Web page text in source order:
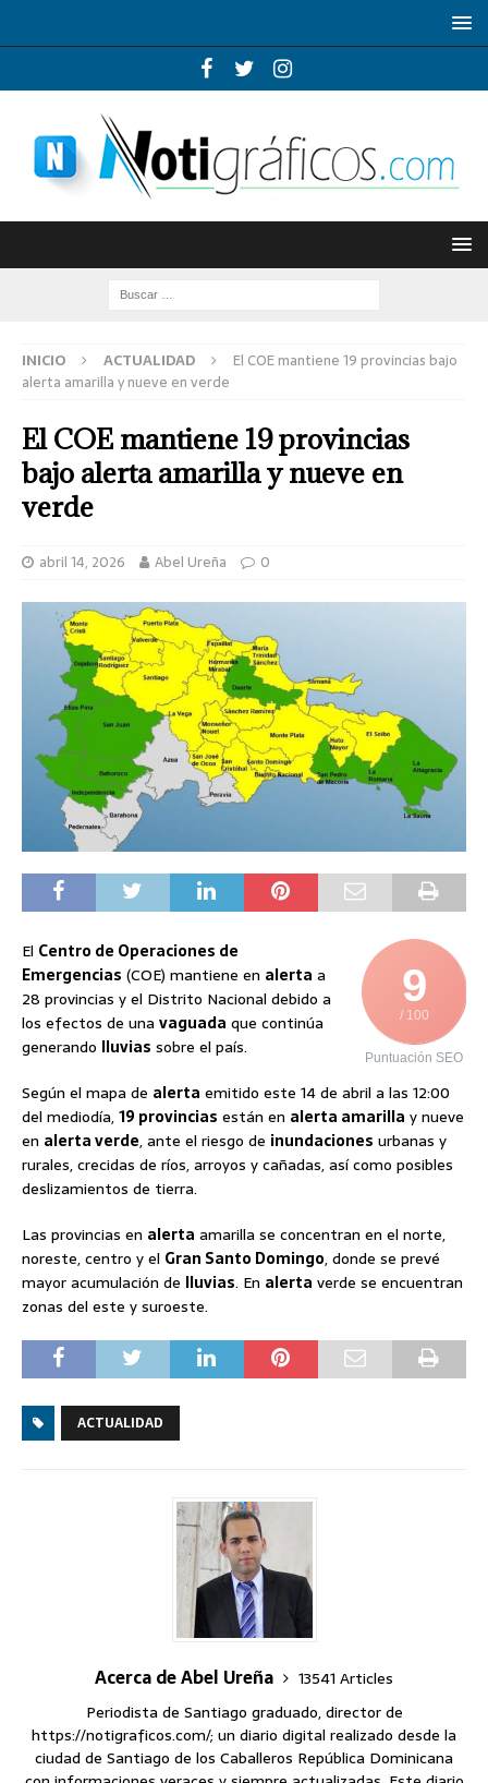
INICIO ACTUALIDAD
El COE mantiene 19 provincias bajo
alerta amarilla y nueve en verde
El COE mantiene 19 provincias
bajo alerta amarilla y nueve en
verde
abril 14, 2026 Abel Ureña 0
9
/ 100
Puntuación SEO
El Centro de Operaciones de
Emergencias (COE) mantiene en alerta a
28 provincias y el Distrito Nacional debido a
los efectos de una vaguada que continúa
generando lluvias sobre el país.
Según el mapa de alerta emitido este 14 de abril a las 12:00
del mediodía,19 provincias están en alerta amarilla y nueve
en alerta verde, ante el riesgo de inundaciones urbanas y
rurales, crecidas de ríos, arroyos y cañadas, así como posibles
deslizamientos de tierra.
Las provincias en alerta amarilla se concentran en el norte,
noreste, centro y el Gran Santo Domingo, donde se prevé
mayor acumulación de lluvias. En alerta verde se encuentran
zonas del este y suroeste.
ACTUALIDAD
Acerca de Abel Ureña
13541 Articles
Periodista de Santiago graduado, director de
https://notigraficos.com/; un diario digital realizado desde la
ciudad de Santiago de los Caballeros República Dominicana